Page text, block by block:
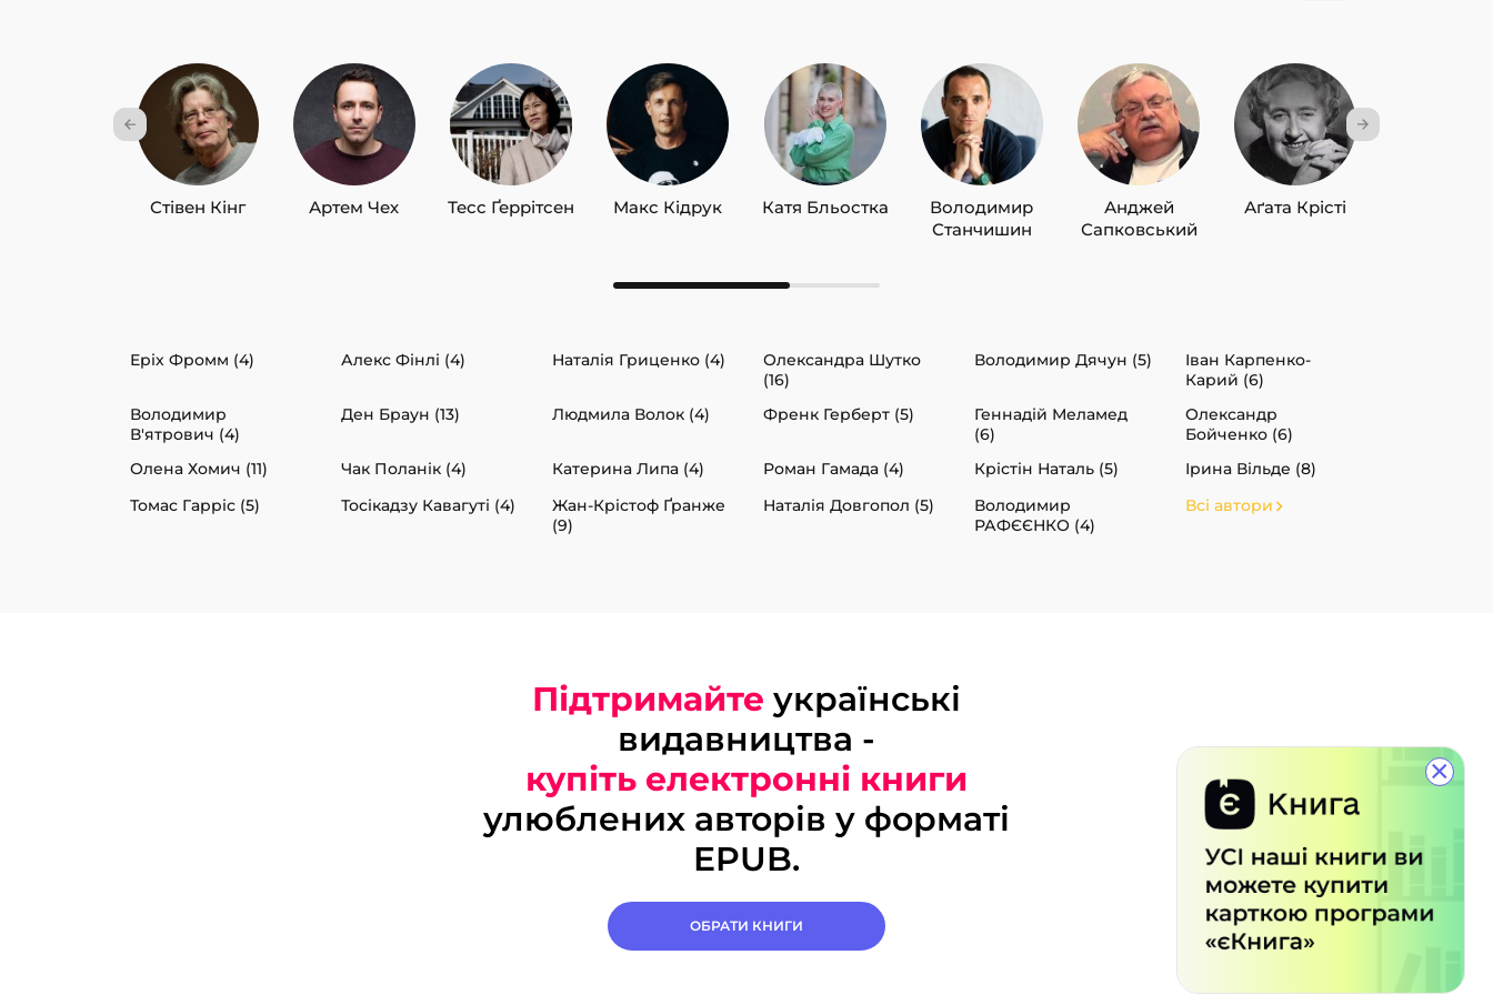
×
Стівен Кінг Артем Чех Тесс Ґеррітсен Макс Кідрук Катя Бльостка
Володимир
Станчишин
Анджей
Сапковський
Аґата Крісті
Еріх Фромм (4) Алекс Фінлі (4) Наталія Гриценко (4)
Олександра Шутко
(16)
Володимир Дячун (5)
Іван Карпенко-
Карий (6)
Володимир
В'ятрович (4)
Ден Браун (13) Людмила Волок (4) Френк Герберт (5)
Геннадій Меламед
(6)
Олександр
Бойченко (6)
Олена Хомич (11)
Чак Поланік (4) Катерина Липа (4) Роман Гамада (4) Крістін Наталь (5)
Ірина Вільде (8)
Томас Гарріс (5)
Тосікадзу Кавагуті (4)
Жан-Крістоф Ґранже
(9)
Наталія Довгопол (5)
Володимир
РАФЄЄНКО (4)
Всі автори
Підтримайте українські
видавництва -
купіть електронні книги
улюблених авторів у форматі
EPUB.
ОБРАТИ КНИГИ